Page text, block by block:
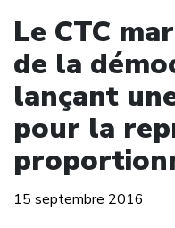
Le CTC
de la
lançant
pour la
15 septembre 2016